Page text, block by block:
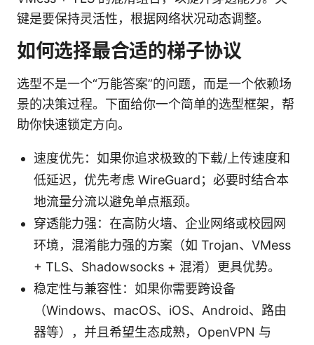
键是要保持灵活性，根据网络状况动态调整。
如何选择最合适的梯子协议
选型不是一个“万能答案”的问题，而是一个依赖场
景的决策过程。下面给你一个简单的选型框架，帮
助你快速锁定方向。
速度优先：如果你追求极致的下载/上传速度和
低延迟，优先考虑 WireGuard；必要时结合本
地流量分流以避免单点瓶颈。
穿透能力强：在高防火墙、企业网络或校园网
环境，混淆能力强的方案（如 Trojan、VMess
+ TLS、Shadowsocks + 混淆）更具优势。
稳定性与兼容性：如果你需要跨设备
（Windows、macOS、iOS、Android、路由
器等），并且希望生态成熟，OpenVPN 与